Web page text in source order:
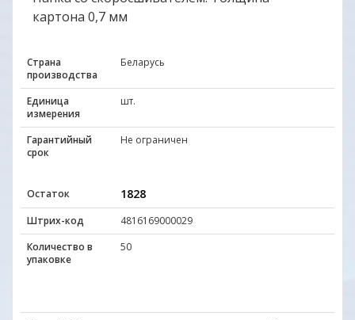
картона 0,7 мм
Страна
производства
Беларусь
Единица
измерения
шт.
Гарантийный
срок
Не ограничен
Остаток 1828
Штрих-код
4816169000029
Количество в
упаковке
50